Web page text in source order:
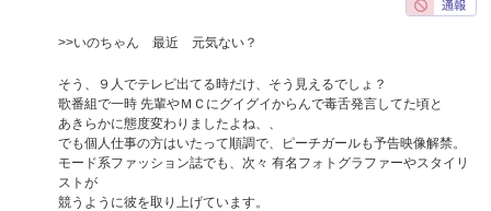
>>いのちゃん 最近 元気ない？
そう、９人でテレビ出てる時だけ、そう見えるでしょ？
歌番組で一時 先輩やＭＣにグイグイからんで毒舌発言してた頃と
あきらかに態度変わりましたよね、、
でも個人仕事の方はいたって順調で、ピーチガールも予告映像解禁。
モード系ファッション誌でも、次々 有名フォトグラファーやスタイリ
ストが
競うように彼を取り上げています。